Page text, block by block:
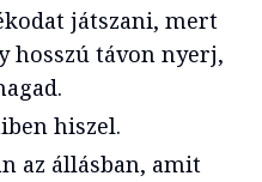
játszani, mert
hosszú távon nyerj,
hiszel.
az állásban, amit